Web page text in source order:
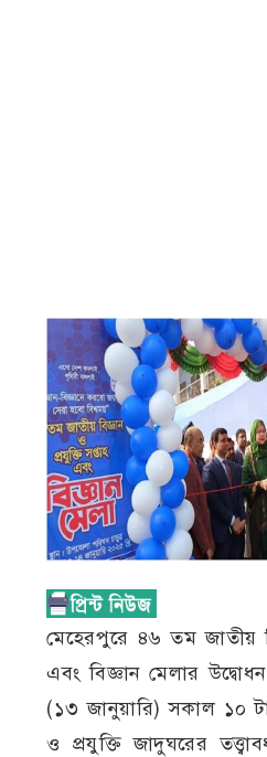
মেহেরপুরে ৪৬ তম জাতীয়
এবং বিজ্ঞান মেলার
(১৩ জানুয়ারি) সকাল ১০
ও প্রযুক্তি জাদুঘরের